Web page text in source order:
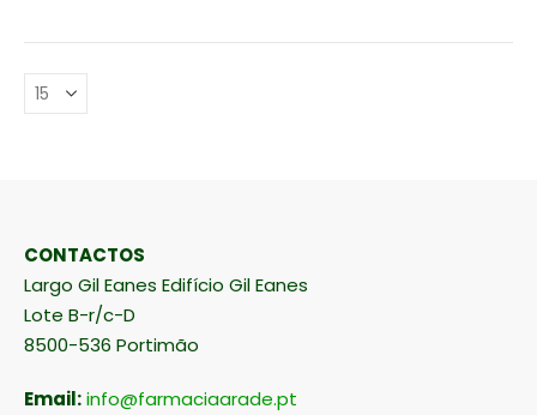
CONTACTOS
Largo Gil Eanes Edifício Gil Eanes
Lote B-r/c-D
8500-536 Portimão
Email:info@farmaciaarade.pt